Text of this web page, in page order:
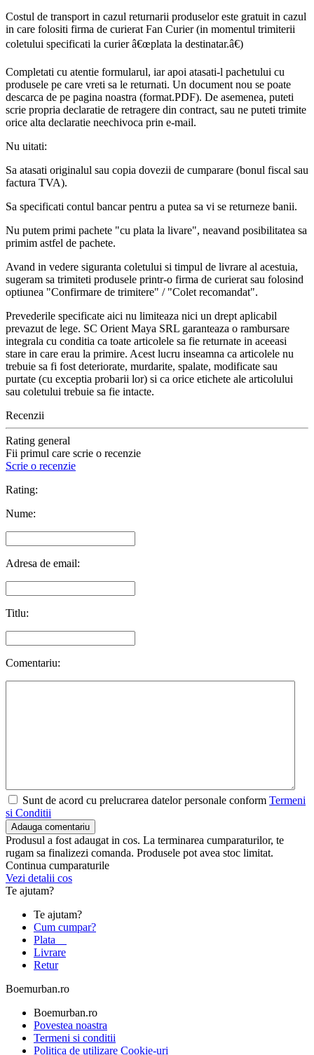
Costul de transport in cazul returnarii produselor este gratuit in cazul
in care folositi firma de curierat Fan Curier (in momentul trimiterii
coletului specificati la curier â€œplata la destinatar.â€)
Completati cu atentie formularul, iar apoi atasati-l pachetului cu
produsele pe care vreti sa le returnati. Un document nou se poate
descarca de pe pagina noastra (format.PDF). De asemenea, puteti
scrie propria declaratie de retragere din contract, sau ne puteti trimite
orice alta declaratie neechivoca prin e-mail.
Nu uitati:
Sa atasati originalul sau copia dovezii de cumparare (bonul fiscal sau
factura TVA).
Sa specificati contul bancar pentru a putea sa vi se returneze banii.
Nu putem primi pachete "cu plata la livare", neavand posibilitatea sa
primim astfel de pachete.
Avand in vedere siguranta coletului si timpul de livrare al acestuia,
sugeram sa trimiteti produsele printr-o firma de curierat sau folosind
optiunea "Confirmare de trimitere" / "Colet recomandat".
Prevederile specificate aici nu limiteaza nici un drept aplicabil
prevazut de lege. SC Orient Maya SRL garanteaza o rambursare
integrala cu conditia ca toate articolele sa fie returnate in aceeasi
stare in care erau la primire. Acest lucru inseamna ca articolele nu
trebuie sa fi fost deteriorate, murdarite, spalate, modificate sau
purtate (cu exceptia probarii lor) si ca orice etichete ale articolului
sau coletului trebuie sa fie intacte.
Recenzii
Rating general
Fii primul care scrie o recenzie
Scrie o recenzie
Rating:
Nume:
Adresa de email:
Titlu:
Comentariu:
Sunt de acord cu prelucrarea datelor personale conform Termeni
si Conditii
Adauga comentariu
Produsul a fost adaugat in cos. La terminarea cumparaturilor, te
rugam sa finalizezi comanda. Produsele pot avea stoc limitat.
Continua cumparaturile
Vezi detalii cos
Te ajutam?
Te ajutam?
Cum cumpar?
Plata
Livrare
Retur
Boemurban.ro
Boemurban.ro
Povestea noastra
Termeni si conditii
Politica de utilizare Cookie-uri